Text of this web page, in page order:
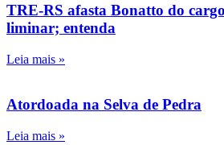
TRE-RS afasta Bonatto do
liminar; entenda
Leia mais »
Atordoada na Selva de Pedra
Leia mais »